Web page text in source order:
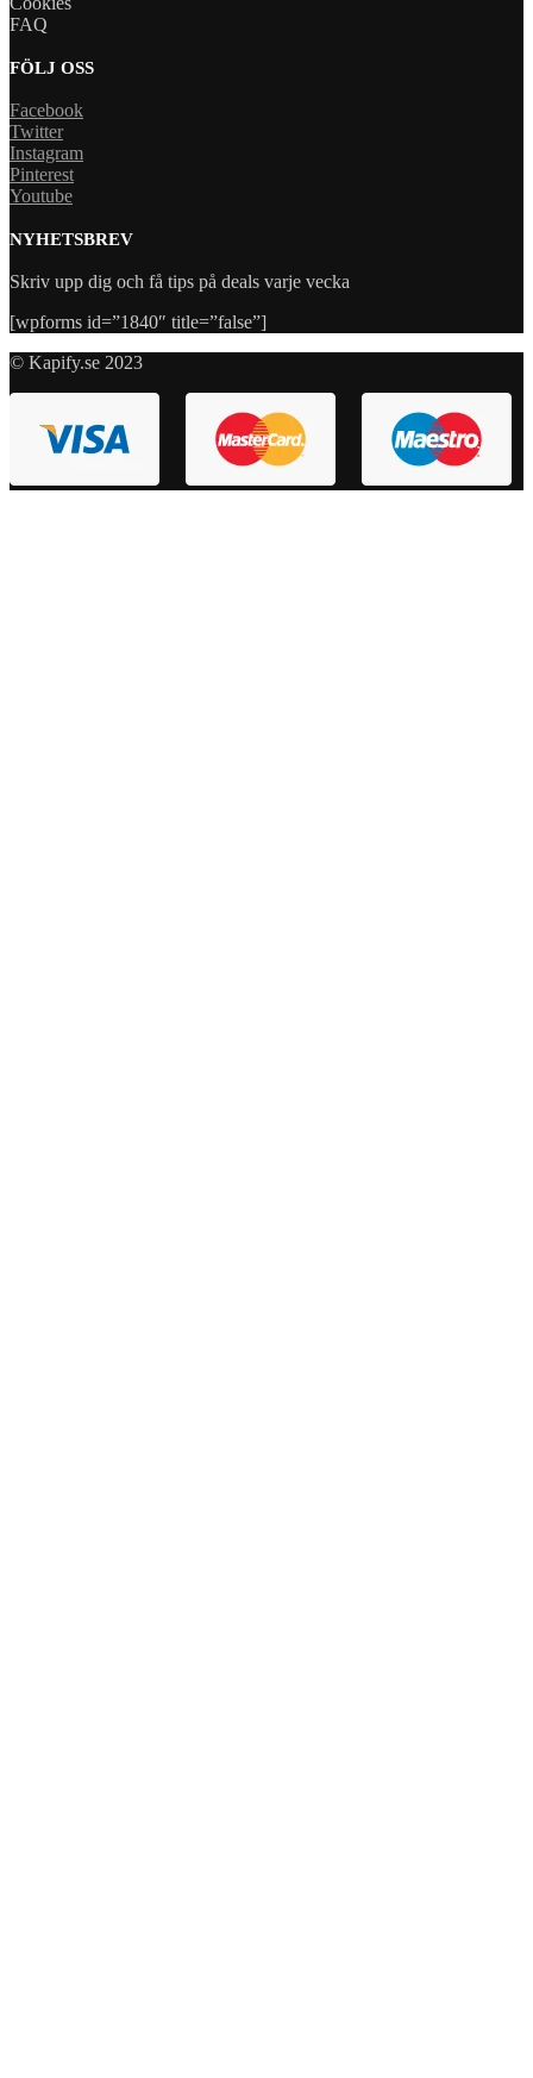
FAQ
FÖLJ OSS
Facebook
Twitter
Instagram
Pinterest
Youtube
NYHETSBREV
Skriv upp dig och få tips på deals varje vecka
[wpforms id=”1840″ title=”false”]
© Kapify.se 2023